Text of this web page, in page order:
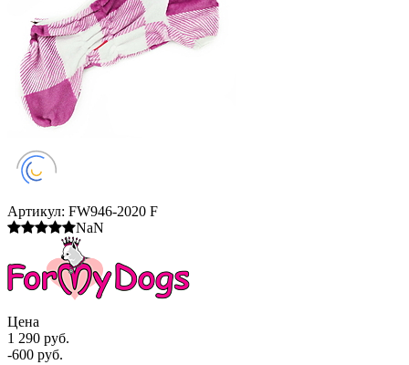
Артикул: FW946-2020 F
NaN
Цена
1 290 руб.
-600 руб.